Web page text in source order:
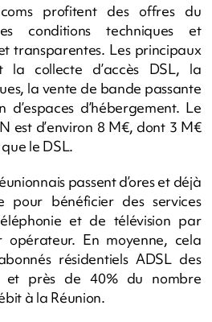
profitent des offres du
conditions techniques et
transparentes. Les principaux
la collecte d’accès DSL, la
la vente de bande passante
d’hébergement. Le
est d’environ 8 M€, dont 3 M€
le DSL.
passent d’ores et déjà
pour bénéficier des services
et de télévision par
En moyenne, cela
résidentiels ADSL des
et près de 40% du nombre
à la Réunion.